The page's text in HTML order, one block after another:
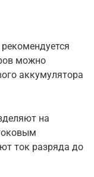
можно
аккумулятора
на
ток разряда до